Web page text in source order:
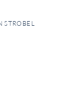
STROBEL